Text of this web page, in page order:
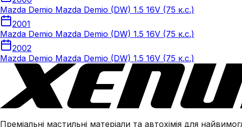
Mazda Demio Mazda Demio (DW) 1.5 16V (75 к.с.)
2001
Mazda Demio Mazda Demio (DW) 1.5 16V (75 к.с.)
2002
Mazda Demio Mazda Demio (DW) 1.5 16V (75 к.с.)
Преміальні мастильні матеріали та автохімія для